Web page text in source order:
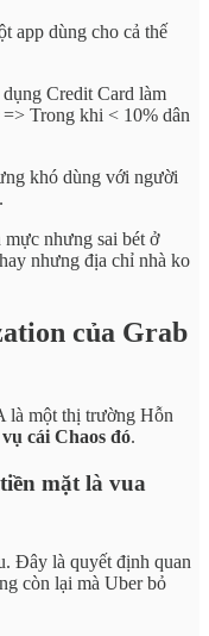
app dùng cho cả thế
Credit Card làm
Trong khi < 10% dân
khó dùng với người
nhưng sai bét ở
nhưng địa chỉ nhà ko
của Grab
là một thị trường Hỗn
cái Chaos đó.
mặt là vua
Đây là quyết định quan
còn lại mà Uber bỏ